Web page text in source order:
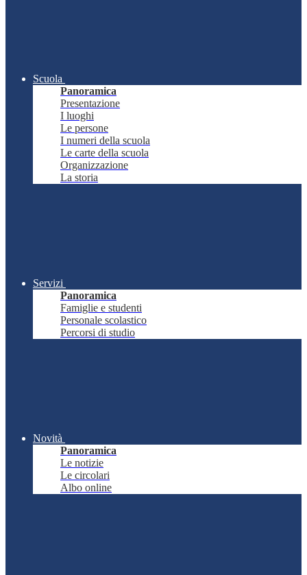
Scuola
Panoramica
Presentazione
I luoghi
Le persone
I numeri della scuola
Le carte della scuola
Organizzazione
La storia
Servizi
Panoramica
Famiglie e studenti
Personale scolastico
Percorsi di studio
Novità
Panoramica
Le notizie
Le circolari
Albo online